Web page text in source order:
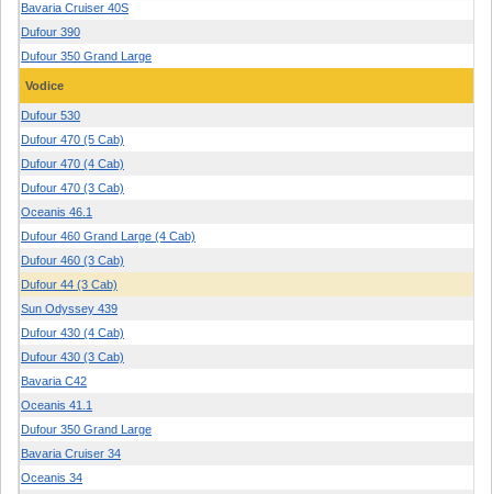
Bavaria Cruiser 40S
Dufour 390
Dufour 350 Grand Large
Vodice
Dufour 530
Dufour 470 (5 Cab)
Dufour 470 (4 Cab)
Dufour 470 (3 Cab)
Oceanis 46.1
Dufour 460 Grand Large (4 Cab)
Dufour 460 (3 Cab)
Dufour 44 (3 Cab)
Sun Odyssey 439
Dufour 430 (4 Cab)
Dufour 430 (3 Cab)
Bavaria C42
Oceanis 41.1
Dufour 350 Grand Large
Bavaria Cruiser 34
Oceanis 34